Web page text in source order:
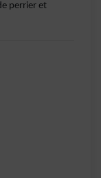
perrier et